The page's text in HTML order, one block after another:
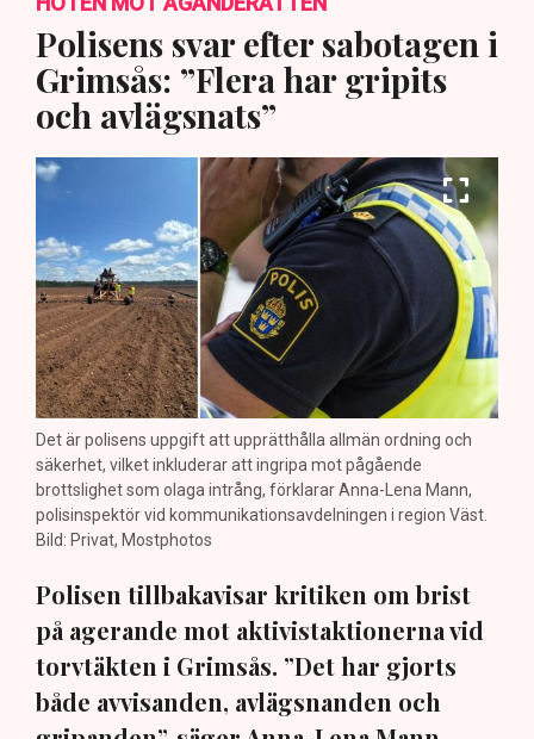
Polisens svar efter sabotagen i
Grimsås: ”Flera har gripits
och avlägsnats”
Det är polisens uppgift att upprätthålla allmän ordning och
säkerhet, vilket inkluderar att ingripa mot pågående
brottslighet som olaga intrång, förklarar Anna-Lena Mann,
polisinspektör vid kommunikationsavdelningen i region Väst.
Bild: Privat, Mostphotos
Polisen tillbakavisar kritiken om brist
på agerande mot aktivistaktionerna vid
torvtäkten i Grimsås. ”Det har gjorts
både avvisanden, avlägsnanden och